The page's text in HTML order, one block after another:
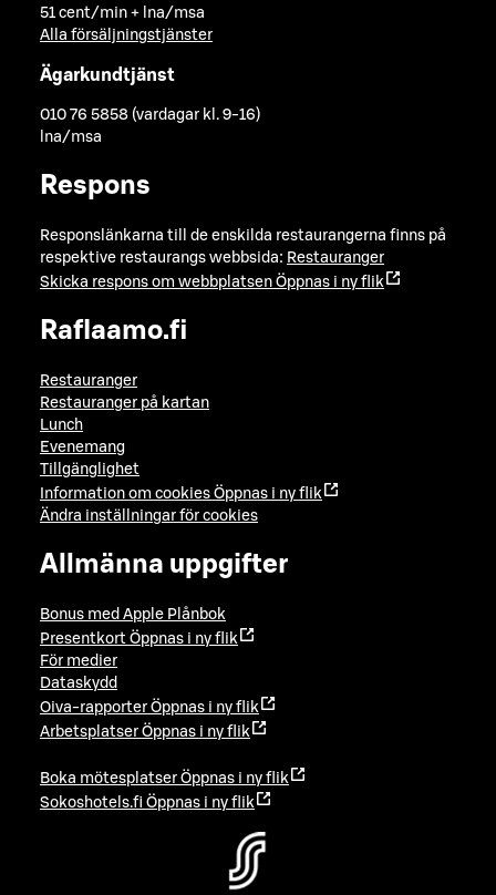
51 cent/min + lna/msa
Alla försäljningstjänster
Ägarkundtjänst
010 76 5858 (vardagar kl. 9-16)
lna/msa
Respons
Responslänkarna till de enskilda restaurangerna finns på
respektive restaurangs webbsida: Restauranger
Skicka respons om webbplatsen Öppnas i ny flik
Raflaamo.fi
Restauranger
Restauranger på kartan
Lunch
Evenemang
Tillgänglighet
Information om cookies Öppnas i ny flik
Ändra inställningar för cookies
Allmänna uppgifter
Bonus med Apple Plånbok
Presentkort Öppnas i ny flik
För medier
Dataskydd
Oiva-rapporter Öppnas i ny flik
Arbetsplatser Öppnas i ny flik
Boka mötesplatser Öppnas i ny flik
Sokoshotels.fi Öppnas i ny flik